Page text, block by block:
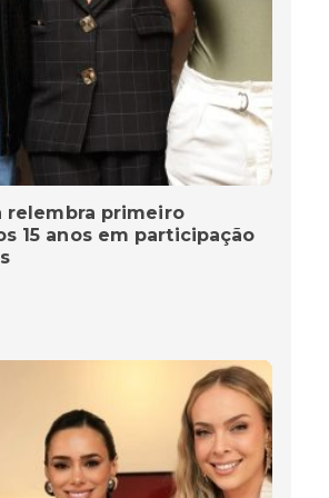
relembra primeiro
15 anos em participação